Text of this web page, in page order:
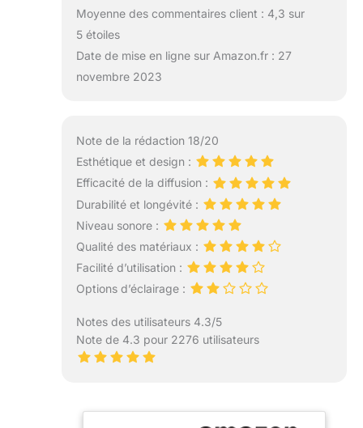
Moyenne des commentaires client : 4,3 sur
5 étoiles
Date de mise en ligne sur Amazon.fr : 27
novembre 2023
Note de la rédaction 18/20
Esthétique et design :
Efficacité de la diffusion :
Durabilité et longévité :
Niveau sonore :
Qualité des matériaux :
Facilité d’utilisation :
Options d’éclairage :
Notes des utilisateurs 4.3/5
Note de 4.3 pour 2276 utilisateurs